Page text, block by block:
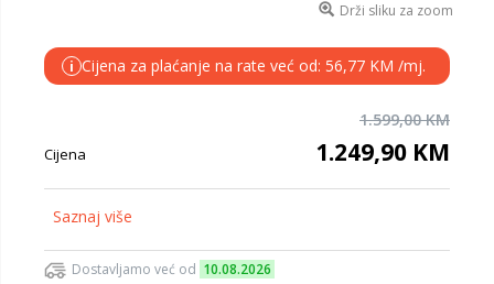
Drži sliku za zoom
i Cijena za plaćanje na rate već od: 56,77 KM /mj.
1.599,00 KM
Cijena 1.249,90 KM
Saznaj više
Dostavljamo već od 10.08.2026